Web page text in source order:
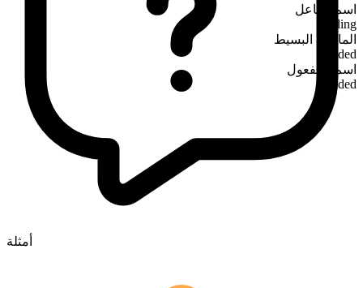
اسم الفاعل
chiding
الماضي البسيط
chided
اسم المفعول
chided
أمثلة